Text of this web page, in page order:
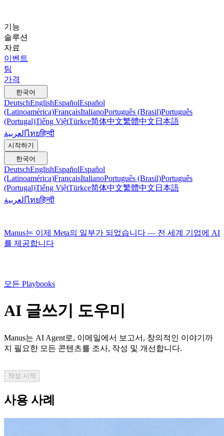
기능
솔루션
자료
이벤트
팀
가격
한국어
DeutschEnglishEspañolEspañol
(Latinoamérica)FrançaisItalianoPortuguês (Brasil)Português
(Portugal)Tiếng ViệtTürkçe简体中文繁體中文 日本語
العربيةไทยहिन्दी
시작하기
한국어
DeutschEnglishEspañolEspañol
(Latinoamérica)FrançaisItalianoPortuguês (Brasil)Português
(Portugal)Tiếng ViệtTürkçe简体中文繁體中文 日本語
العربيةไทยहिन्दी
Manus는 이제 Meta의 일부가 되었습니다 — 전 세계 기업에 AI
를 제공합니다
모든 Playbooks
AI 글쓰기 도우미
Manus는 AI Agent로, 이메일에서 보고서, 창의적인 이야기까
지 필요한 모든 콘텐츠를 조사, 작성 및 개선합니다.
작성 시작
사용 사례